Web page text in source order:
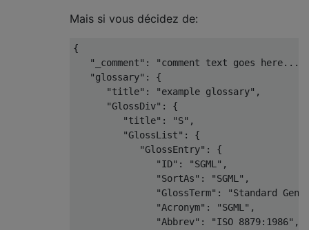
Mais si vous décidez de:
{
"_comment" : "comment text goes here..."
"glossary" :
{
"title" : "example glossary" ,
"GlossDiv" :
{
"title" : "S" ,
"GlossList" :
{
"GlossEntry" :
{
"ID" : "SGML" ,
"SortAs" : "SGML" ,
"GlossTerm" :
"Standard
"Acronym" : "SGML" ,
"Abbrev" : "ISO 8879:1986" ,